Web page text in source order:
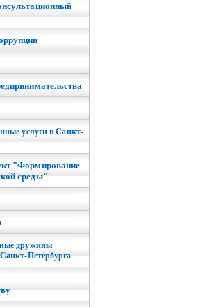
услуги в Санкт-
"Формирование
среды"
дружины
Петербурга